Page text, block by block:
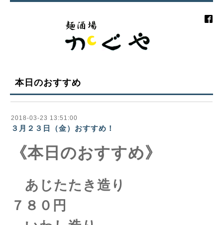
本日のおすすめ
2018-03-23 13:51:00
３月２３日（金）おすすめ！
《本日のおすすめ》
あじたたき造り
７８０円